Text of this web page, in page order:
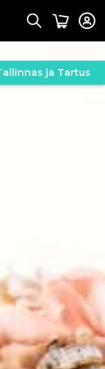
ja Tartus